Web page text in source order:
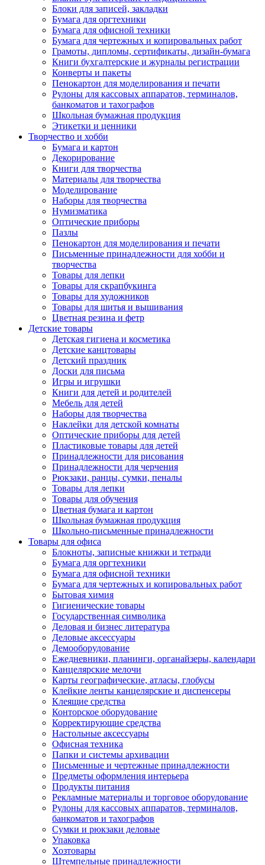
Блоки для записей, закладки
Бумага для оргтехники
Бумага для офисной техники
Бумага для чертежных и копировальных работ
Грамоты, дипломы, сертификаты, дизайн-бумага
Книги бухгалтерские и журналы регистрации
Конверты и пакеты
Пенокартон для моделирования и печати
Рулоны для кассовых аппаратов, терминалов,
банкоматов и тахографов
Школьная бумажная продукция
Этикетки и ценники
Творчество и хобби
Бумага и картон
Декорирование
Книги для творчества
Материалы для творчества
Моделирование
Наборы для творчества
Нумизматика
Оптические приборы
Пазлы
Пенокартон для моделирования и печати
Письменные принадлежности для хобби и
творчества
Товары для лепки
Товары для скрапбукинга
Товары для художников
Товары для шитья и вышивания
Цветная резина и фетр
Детские товары
Детская гигиена и косметика
Детские канцтовары
Детский праздник
Доски для письма
Игры и игрушки
Книги для детей и родителей
Мебель для детей
Наборы для творчества
Наклейки для детской комнаты
Оптические приборы для детей
Пластиковые товары для детей
Принадлежности для рисования
Принадлежности для черчения
Рюкзаки, ранцы, сумки, пеналы
Товары для лепки
Товары для обучения
Цветная бумага и картон
Школьная бумажная продукция
Школьно-письменные принадлежности
Товары для офиса
Блокноты, записные книжки и тетради
Бумага для оргтехники
Бумага для офисной техники
Бумага для чертежных и копировальных работ
Бытовая химия
Гигиенические товары
Государственная символика
Деловая и бизнес литература
Деловые аксессуары
Демооборудование
Ежедневники, планинги, органайзеры, календари
Канцелярские мелочи
Карты географические, атласы, глобусы
Клейкие ленты канцелярские и диспенсеры
Клеящие средства
Конторское оборудование
Корректирующие средства
Настольные аксессуары
Офисная техника
Папки и системы архивации
Письменные и чертежные принадлежности
Предметы оформления интерьера
Продукты питания
Рекламные материалы и торговое оборудование
Рулоны для кассовых аппаратов, терминалов,
банкоматов и тахографов
Сумки и рюкзаки деловые
Упаковка
Хозтовары
Штемпельные принадлежности